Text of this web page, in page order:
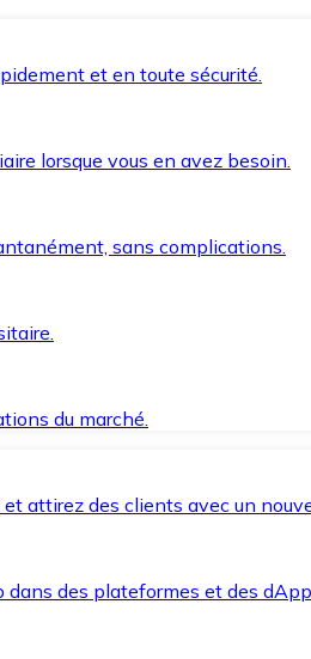
et en toute sécurité.
lorsque vous en avez besoin.
sans complications.
du marché.
attirez des clients avec un
des plateformes et des